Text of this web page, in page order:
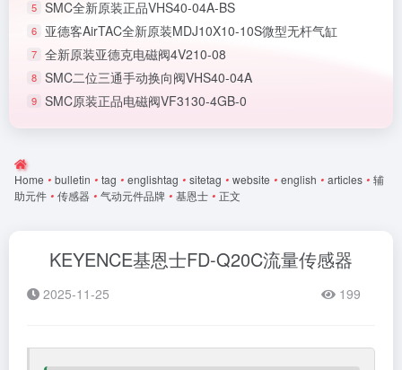
5 SMC全新原装正品VHS40-04A-BS
6 亚德客AirTAC全新原装MDJ10X10-10S微型无杆气缸
7 全新原装亚德克电磁阀4V210-08
8 SMC二位三通手动换向阀VHS40-04A
9 SMC原装正品电磁阀VF3130-4GB-0
Home • bulletin • tag • englishtag • sitetag • website • english • articles • 辅
助元件 • 传感器 • 气动元件品牌 • 基恩士 • 正文
KEYENCE基恩士FD-Q20C流量传感器
2025-11-25 199